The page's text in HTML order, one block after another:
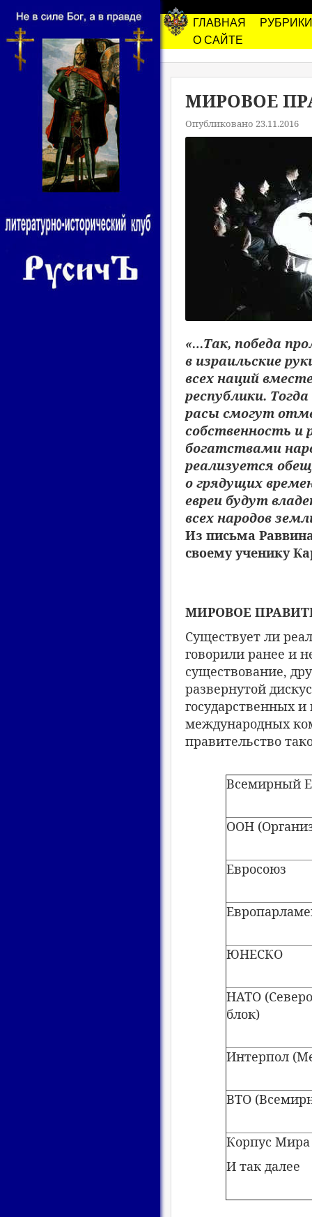
ГЛАВНАЯ
РУБРИКИ
О САЙТЕ
МИРОВОЕ
Опубликовано 23.11.2016
«…Так, победа
в израильские
всех наций
республики.
расы смогут
собственность и
богатствами
реализуется
о грядущих
евреи будут
всех народов
Из письма
своему ученику
МИРОВОЕ
Существует ли
говорили ранее и
существование,
развернутой
государственных
международных
правительство
Всемирный
ООН
Евросоюз
ЮНЕСКО
НАТО
блок)
Интерпол
ВТО
Корпус Мира
И так далее